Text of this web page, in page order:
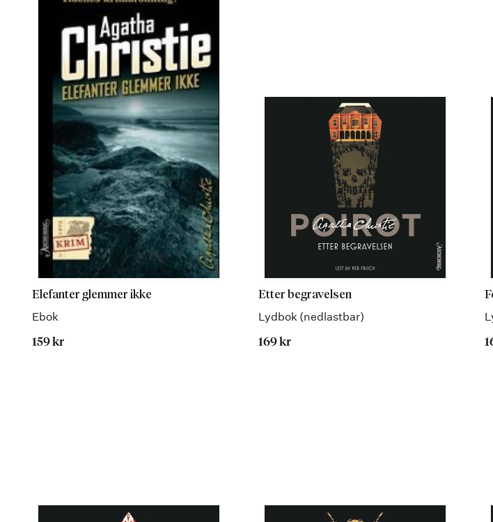
Elefanter glemmer ikke
Ebok
159 kr
Etter begravelsen
Lydbok (nedlastbar)
169 kr